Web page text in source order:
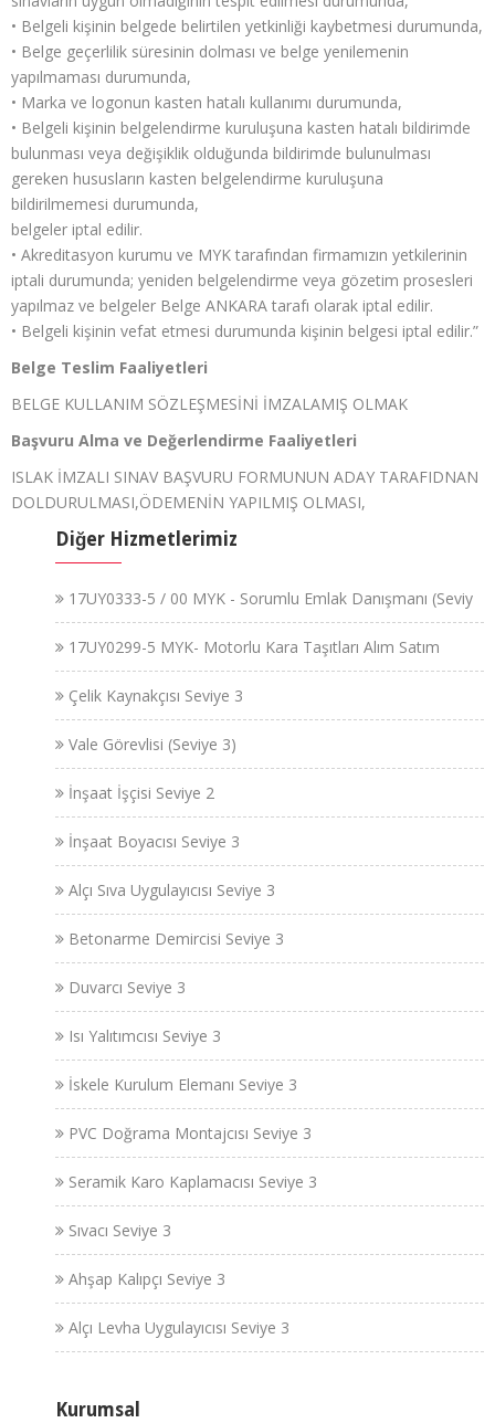
• Belgeli kişinin belgede belirtilen yetkinliği kaybetmesi durumunda,
• Belge geçerlilik süresinin dolması ve belge yenilemenin
yapılmaması durumunda,
• Marka ve logonun kasten hatalı kullanımı durumunda,
• Belgeli kişinin belgelendirme kuruluşuna kasten hatalı bildirimde
bulunması veya değişiklik olduğunda bildirimde bulunulması
gereken hususların kasten belgelendirme kuruluşuna
bildirilmemesi durumunda,
belgeler iptal edilir.
• Akreditasyon kurumu ve MYK tarafından firmamızın yetkilerinin
iptali durumunda; yeniden belgelendirme veya gözetim prosesleri
yapılmaz ve belgeler Belge ANKARA tarafı olarak iptal edilir.
• Belgeli kişinin vefat etmesi durumunda kişinin belgesi iptal edilir.”
Belge Teslim Faaliyetleri
BELGE KULLANIM SÖZLEŞMESİNİ İMZALAMIŞ OLMAK
Başvuru Alma ve Değerlendirme Faaliyetleri
ISLAK İMZALI SINAV BAŞVURU FORMUNUN ADAY TARAFIDNAN
DOLDURULMASI,ÖDEMENİN YAPILMIŞ OLMASI,
Diğer Hizmetlerimiz
17UY0333-5 / 00 MYK - Sorumlu Emlak Danışmanı (Seviy
17UY0299-5 MYK- Motorlu Kara Taşıtları Alım Satım
Çelik Kaynakçısı Seviye 3
Vale Görevlisi (Seviye 3)
İnşaat İşçisi Seviye 2
İnşaat Boyacısı Seviye 3
Alçı Sıva Uygulayıcısı Seviye 3
Betonarme Demircisi Seviye 3
Duvarcı Seviye 3
Isı Yalıtımcısı Seviye 3
İskele Kurulum Elemanı Seviye 3
PVC Doğrama Montajcısı Seviye 3
Seramik Karo Kaplamacısı Seviye 3
Sıvacı Seviye 3
Ahşap Kalıpçı Seviye 3
Alçı Levha Uygulayıcısı Seviye 3
Kurumsal